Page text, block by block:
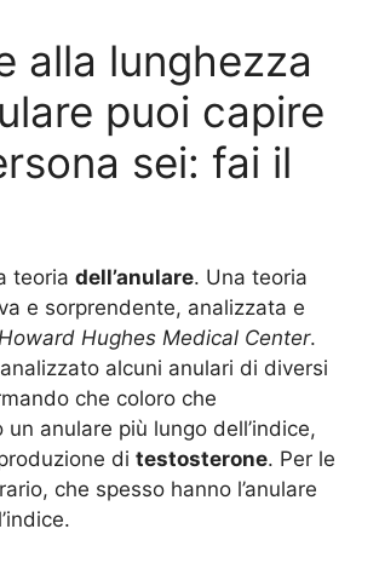
alla lunghezza
puoi capire
sei: fai il
teoria dell’anulare. Una teoria
e sorprendente, analizzata e
Howard Hughes Medical Center.
alcuni anulari di diversi
che coloro che
un anulare più lungo dell’indice,
di testosterone. Per le
che spesso hanno l’anulare